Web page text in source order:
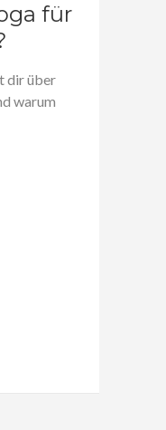
für
dir über
warum